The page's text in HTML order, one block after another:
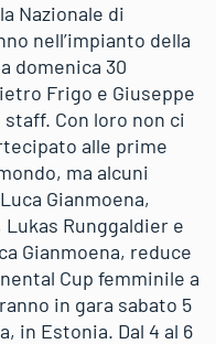
Nazionale di
nell’impianto della
domenica 30
Frigo e Giuseppe
Con loro non ci
alle prime
ma alcuni
Gianmoena,
Runggaldier e
Gianmoena, reduce
Cup femminile a
in gara sabato 5
in Estonia. Dal 4 al 6